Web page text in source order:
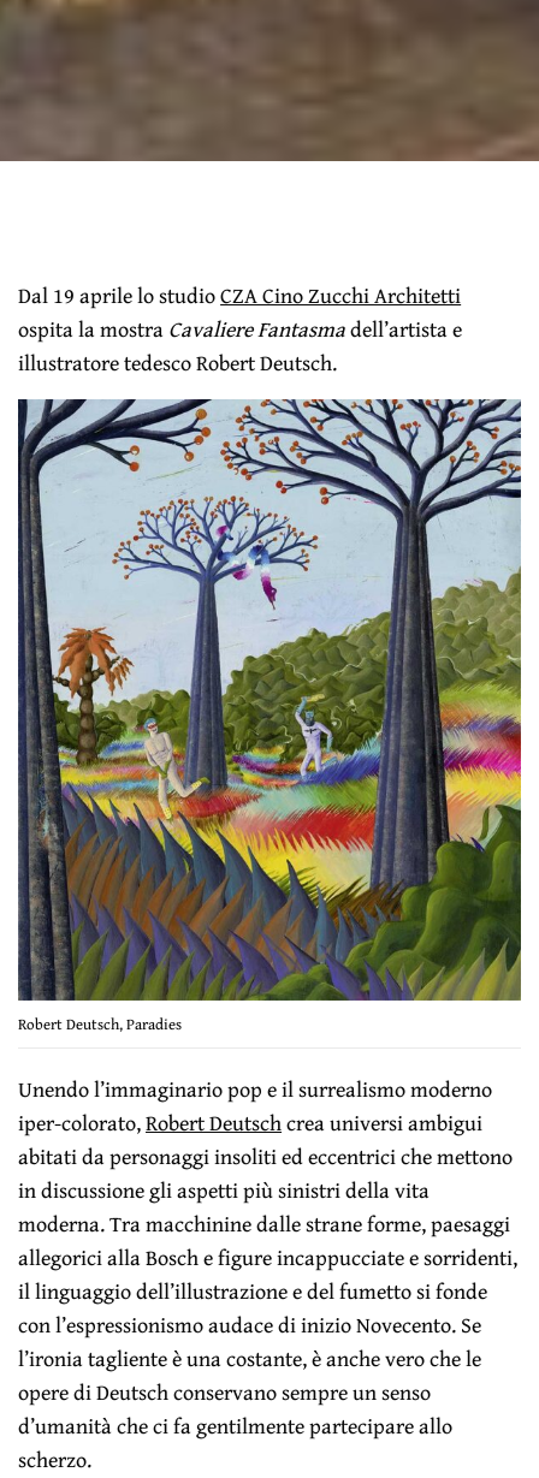
Dal 19 aprile lo studioCZA Cino Zucchi Architetti
ospita la mostraCavaliere Fantasmadell’artista e
illustratore tedesco Robert Deutsch.
Robert Deutsch, Paradies
Unendo l’immaginario pop e il surrealismo moderno
iper-colorato,Robert Deutschcrea universi ambigui
abitati da personaggi insoliti ed eccentrici che mettono
in discussione gli aspetti più sinistri della vita
moderna. Tra macchinine dalle strane forme, paesaggi
allegorici alla Bosch e figure incappucciate e sorridenti,
il linguaggio dell’illustrazione e del fumetto si fonde
con l’espressionismo audace di inizio Novecento. Se
l’ironia tagliente è una costante, è anche vero che le
opere di Deutsch conservano sempre un senso
d’umanità che ci fa gentilmente partecipare allo
scherzo.